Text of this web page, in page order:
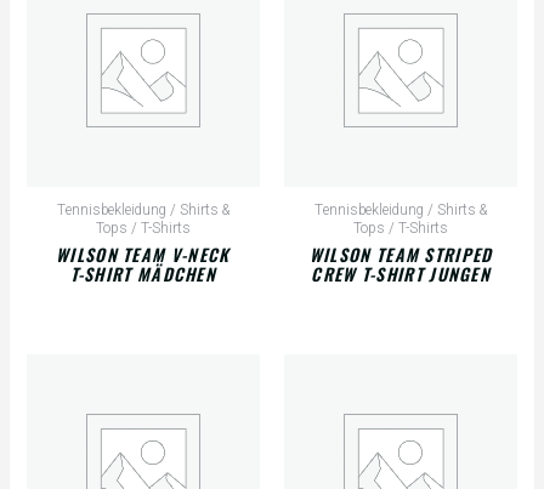
Tennisbekleidung / Shirts &
Tops / T-Shirts
WILSON TEAM V-NECK
T-SHIRT MÄDCHEN
Tennisbekleidung / Shirts &
Tops / T-Shirts
WILSON TEAM STRIPED
CREW T-SHIRT JUNGEN